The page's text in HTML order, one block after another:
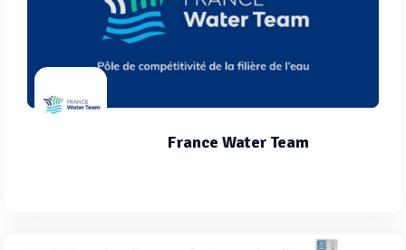
France Water Team